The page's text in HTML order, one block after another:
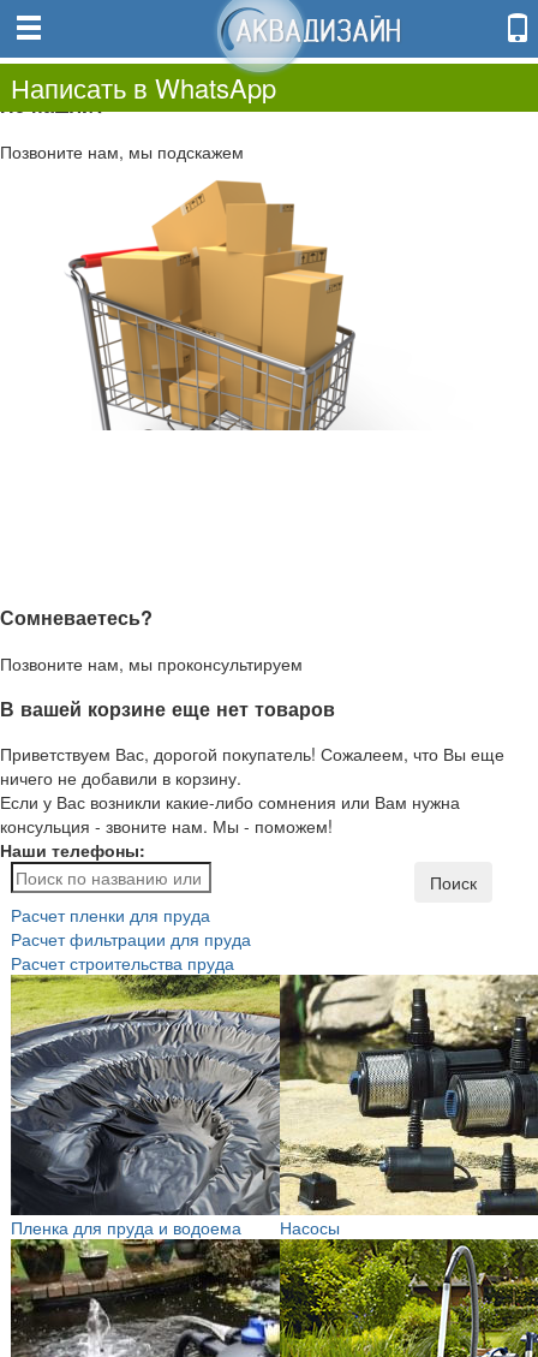
0.00
0
Не нашли?
Позвоните нам, мы подскажем
Сомневаетесь?
Позвоните нам, мы проконсультируем
В вашей корзине еще нет товаров
Приветствуем Вас, дорогой покупатель! Сожалеем, что Вы еще
ничего не добавили в корзину.
Если у Вас возникли какие-либо сомнения или Вам нужна
консульция - звоните нам. Мы - поможем!
Наши телефоны:
Написать в WhatsApp
Поиск
Расчет пленки для пруда
Расчет фильтрации для пруда
Расчет строительства пруда
Пленка для пруда и водоема Насосы